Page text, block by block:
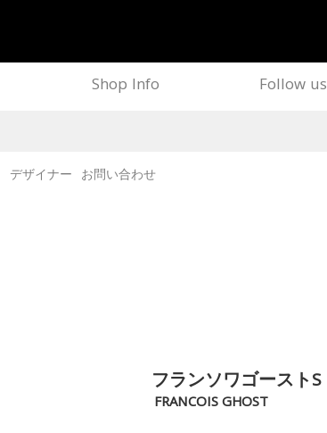
Shop Info Follow us
デザイナー お問い合わせ
フランソワゴーストS
FRANCOIS GHOST